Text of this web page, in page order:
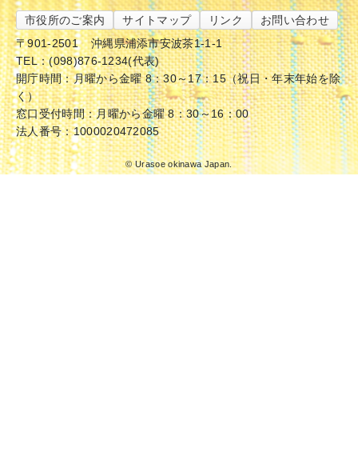
市役所のご案内 サイトマップ リンク
お問い合わせ
〒901-2501
沖縄県浦添市安波茶1-1-1
TEL：(098)876-1234(代表)
開庁時間：月曜から金曜 8：30～17：15（祝日・年末年始を除
く）
窓口受付時間：月曜から金曜 8：30～16：00
法人番号：1000020472085
© Urasoe okinawa Japan.